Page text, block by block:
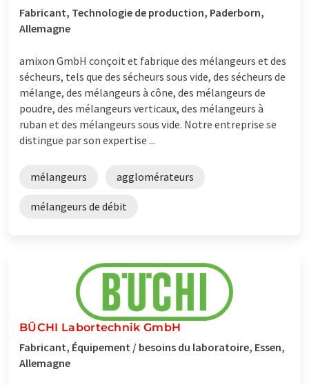
Fabricant, Technologie de production, Paderborn,
Allemagne
amixon GmbH conçoit et fabrique des mélangeurs et des
sécheurs, tels que des sécheurs sous vide, des sécheurs de
mélange, des mélangeurs à cône, des mélangeurs de
poudre, des mélangeurs verticaux, des mélangeurs à
ruban et des mélangeurs sous vide. Notre entreprise se
distingue par son expertise ...
mélangeurs agglomérateurs
mélangeurs de débit
BÜCHI Labortechnik GmbH
Fabricant, Équipement / besoins du laboratoire, Essen,
Allemagne